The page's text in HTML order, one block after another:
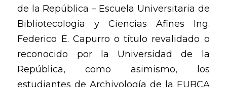
de la República – Escuela Universitaria de
Bibliotecología y Ciencias Afines Ing.
Federico E. Capurro o título revalidado o
reconocido por la Universidad de la
República, como asimismo, los
estudiantes de Archivología de la EUBCA